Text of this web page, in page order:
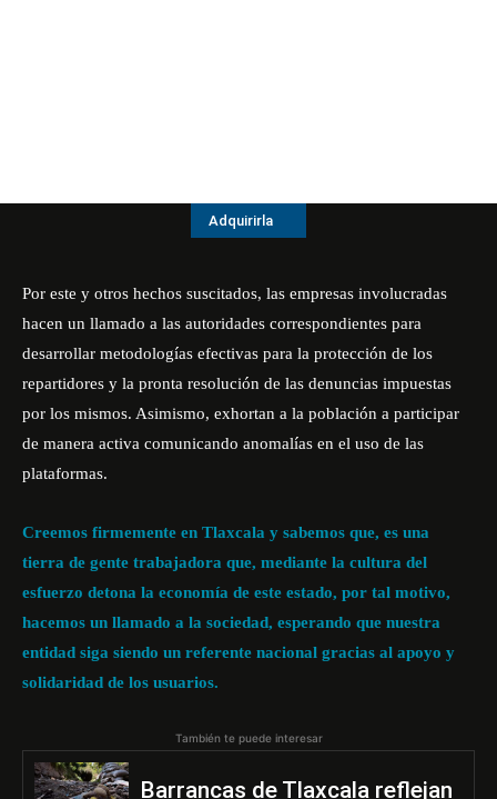
Adquirirla
Por este y otros hechos suscitados, las empresas involucradas
hacen un llamado a las autoridades correspondientes para
desarrollar metodologías efectivas para la protección de los
repartidores y la pronta resolución de las denuncias impuestas
por los mismos. Asimismo, exhortan a la población a participar
de manera activa comunicando anomalías en el uso de las
plataformas.
Creemos firmemente en Tlaxcala y sabemos que, es una
tierra de gente trabajadora que, mediante la cultura del
esfuerzo detona la economía de este estado, por tal motivo,
hacemos un llamado a la sociedad, esperando que nuestra
entidad siga siendo un referente nacional gracias al apoyo y
solidaridad de los usuarios.
También te puede interesar
Barrancas de Tlaxcala reflejan